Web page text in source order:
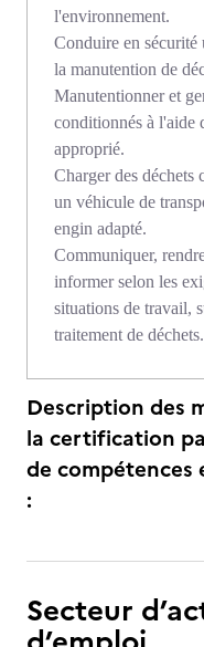
l'environnement.
Conduire en sécurité
la manutention de
Manutentionner et
conditionnés à l'aide
approprié.
Charger des déchets
un véhicule de
engin adapté.
Communiquer,
informer selon les
situations de travail,
traitement de déchets.
Description des
la certification
de compétences
:
Secteur